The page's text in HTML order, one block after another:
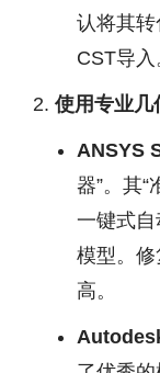
认将其
CST导入
使用专业几
ANSYS
器”。其“
一键式
模型。
高。